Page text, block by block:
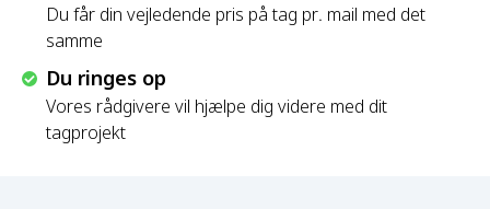
Du får din vejledende pris på tag pr. mail med det
samme
Du ringes op
Vores rådgivere vil hjælpe dig videre med dit
tagprojekt